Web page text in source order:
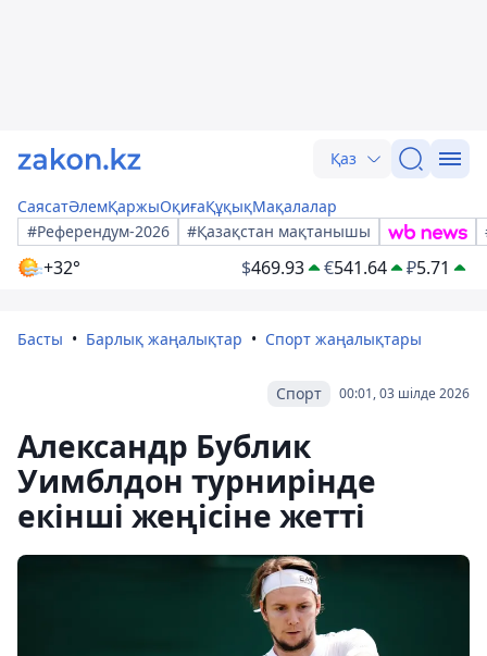
Қаз
СаясатӘлемҚаржыОқиғаҚұқықМақалалар
#Референдум-2026
#Қазақстан мақтанышы
+32° $469.93 €541.64 ₽5.71
Басты Барлық жаңалықтар Спорт жаңалықтары
00:01, 03 шілде 2026
Спорт
Александр Бублик
Уимблдон турнирінде
екінші жеңісіне жетті